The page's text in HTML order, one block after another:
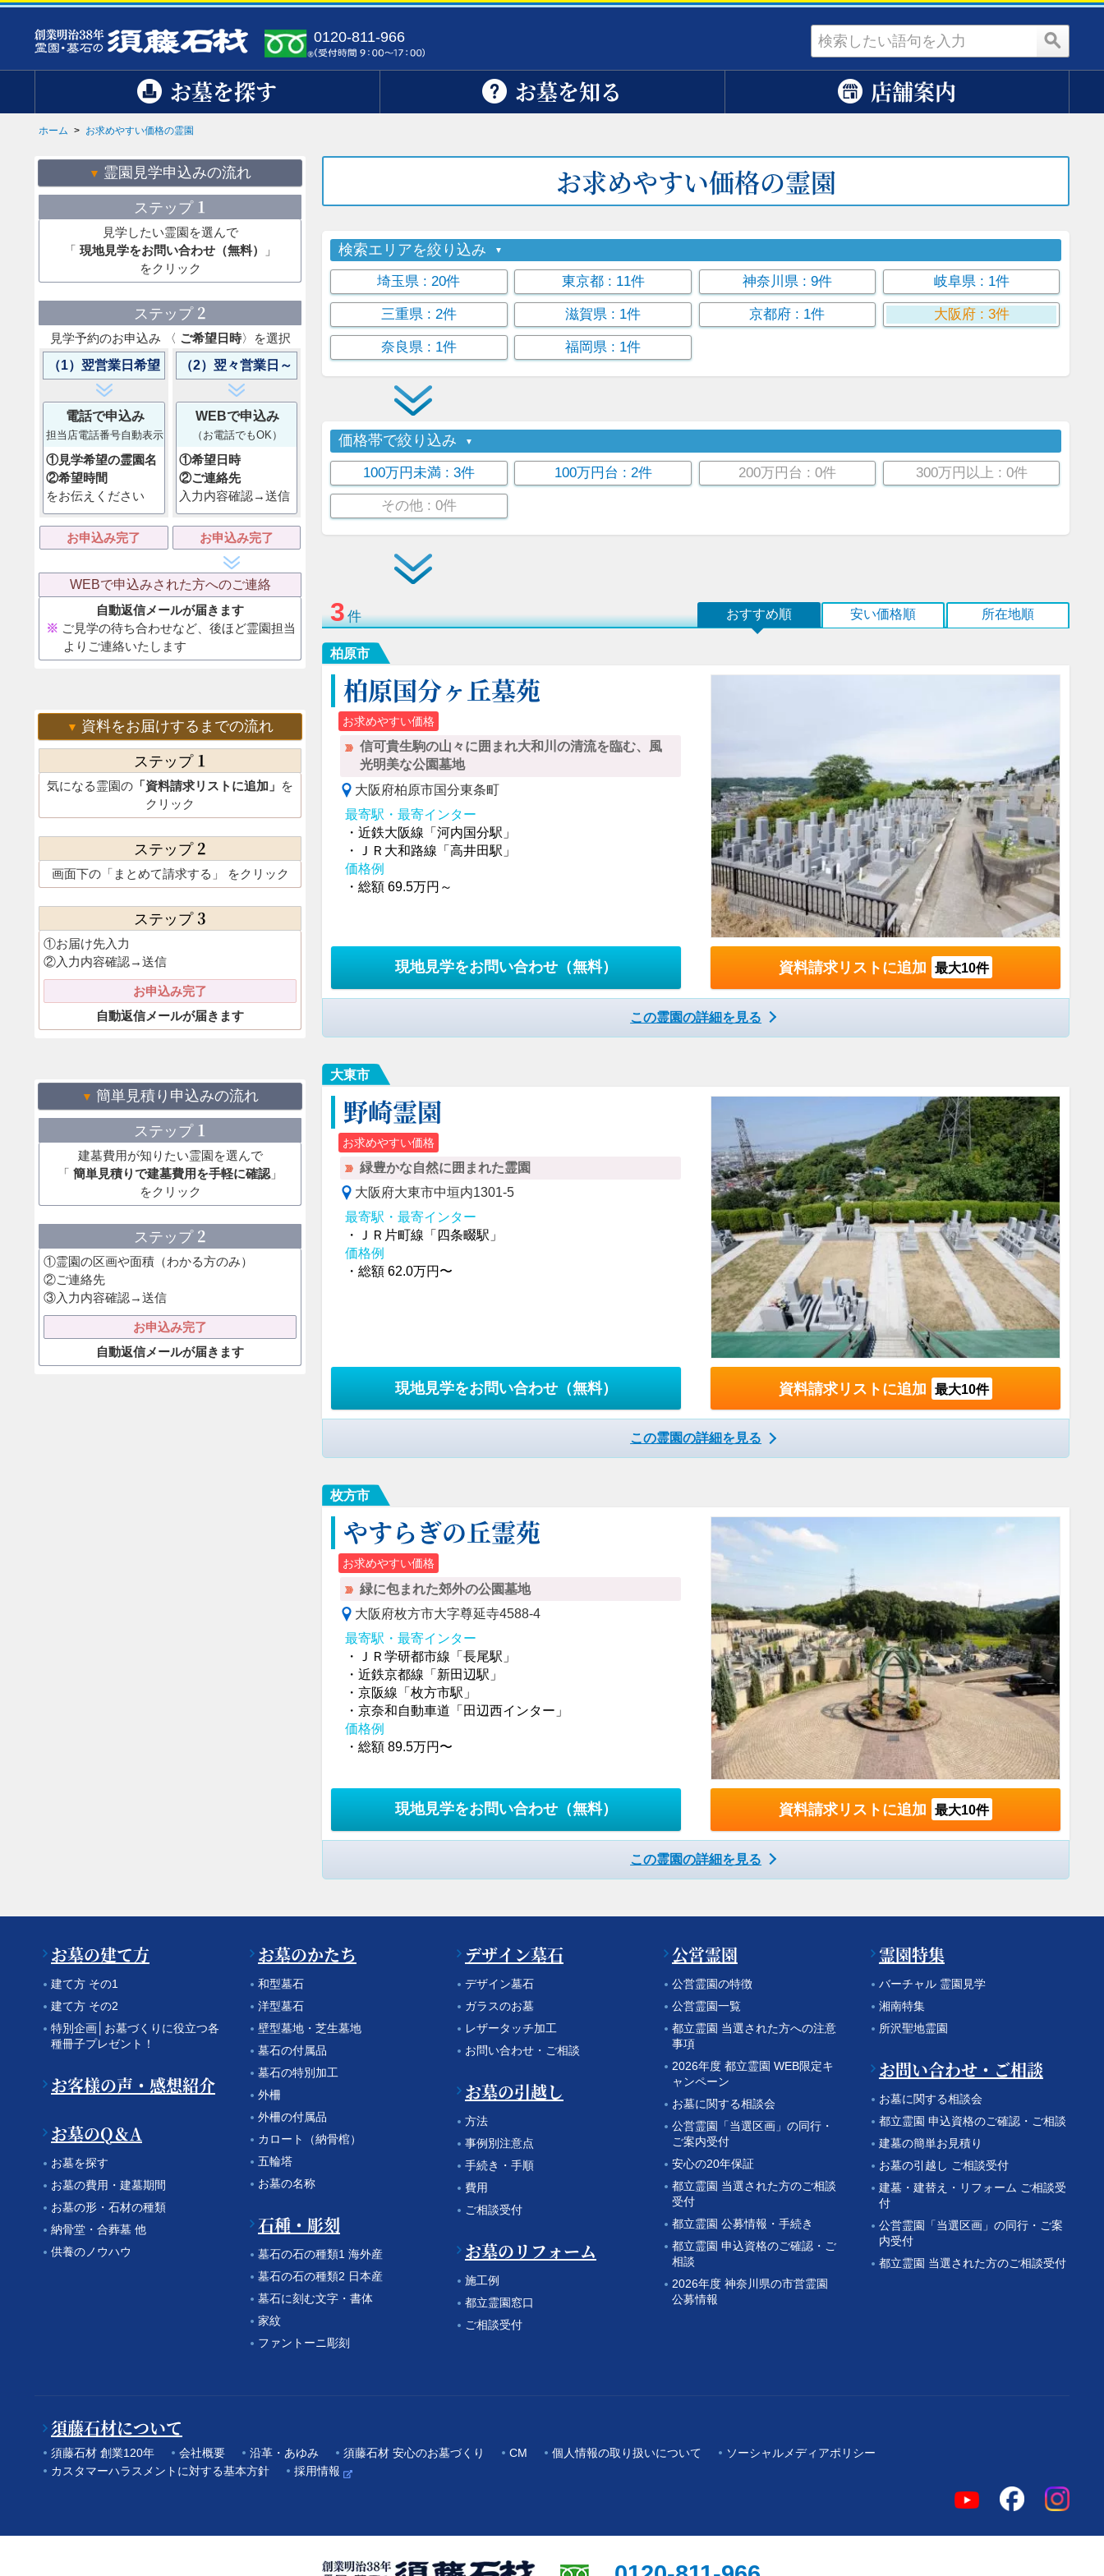
0120-811-966
お墓を探す お墓を知る 店舗案内
ホーム > お求めやすい価格の霊園
霊園見学申込みの流れ
ステップ 1
見学したい霊園を選んで
「 現地見学をお問い合わせ（無料）
」
をクリック
ステップ 2
見学予約のお申込み 〈 ご希望日時〉を選択
（1）翌営業日希望
電話で申込み
担当店電話番号自動表示
①見学希望の霊園名
②希望時間
をお伝えください
お申込み完了
（2）翌々営業日～
WEBで申込み
（お電話でもOK）
①希望日時
②ご連絡先
入力内容確認→送信
お申込み完了
WEBで申込みされた方へのご連絡
自動返信メールが届きます
ご見学の待ち合わせなど、後ほど霊園担当
よりご連絡いたします
資料をお届けするまでの流れ
ステップ 1
気になる霊園の 「資料請求リストに追加」 を
クリック
ステップ 2
画面下の「まとめて請求する」 をクリック
ステップ 3
①お届け先入力
②入力内容確認→送信
お申込み完了
自動返信メールが届きます
簡単見積り申込みの流れ
ステップ 1
建墓費用が知りたい霊園を選んで
「簡単見積りで建墓費用を手軽に確認 」
をクリック
ステップ 2
①霊園の区画や面積（わかる方のみ）
②ご連絡先
③入力内容確認→送信
お申込み完了
自動返信メールが届きます
お求めやすい価格の霊園
検索エリアを絞り込み
埼玉県 : 20件 東京都: 11件 神奈川県: 9件 岐阜県: 1件
三重県: 2件 滋賀県 : 1件 京都府 : 1件 大阪府: 3件
奈良県: 1件 福岡県 : 1件
価格帯で絞り込み
100万円未満 : 3件 100万円台 : 2件 200万円台 : 0件 300万円以上 : 0件
その他 : 0件
3件 所在地順
安い価格順
おすすめ順
柏原市
柏原国分ヶ丘墓苑
お求めやすい価格
信可貴生駒の山々に囲まれ大和川の清流を臨む、風
光明美な公園墓地
大阪府柏原市国分東条町
最寄駅・最寄インター
・近鉄大阪線「河内国分駅」
・ＪＲ大和路線「高井田駅」
価格例
・総額 69.5万円～
現地見学をお問い合わせ （無料） 資料請求リストに追加 最大10件
この霊園の詳細を見る
大東市
野崎霊園
お求めやすい価格
緑豊かな自然に囲まれた霊園
大阪府大東市中垣内1301-5
最寄駅・最寄インター
・ＪＲ片町線「四条畷駅」
価格例
・総額 62.0万円〜
現地見学をお問い合わせ （無料） 資料請求リストに追加 最大10件
この霊園の詳細を見る
枚方市
やすらぎの丘霊苑
お求めやすい価格
緑に包まれた郊外の公園墓地
大阪府枚方市大字尊延寺4588-4
最寄駅・最寄インター
・ＪＲ学研都市線「長尾駅」
・近鉄京都線「新田辺駅」
・京阪線「枚方市駅」
・京奈和自動車道「田辺西インター」
価格例
・総額 89.5万円〜
現地見学をお問い合わせ （無料） 資料請求リストに追加 最大10件
この霊園の詳細を見る
お墓の建て方
建て方 その1
建て方 その2
特別企画│お墓づくりに役立つ各
種冊子プレゼント！
お客様の声・感想紹介
お墓のQ＆A
お墓を探す
お墓の費用・建墓期間
お墓の形・石材の種類
納骨堂・合葬墓 他
供養のノウハウ
お墓のかたち
和型墓石
洋型墓石
壁型墓地・芝生墓地
墓石の付属品
墓石の特別加工
外柵
外柵の付属品
カロート（納骨棺）
五輪塔
お墓の名称
石種・彫刻
墓石の石の種類1 海外産
墓石の石の種類2 日本産
墓石に刻む文字・書体
家紋
ファントーニ彫刻
デザイン墓石
デザイン墓石
ガラスのお墓
レザータッチ加工
お問い合わせ・ご相談
お墓の引越し
方法
事例別注意点
手続き・手順
費用
ご相談受付
お墓のリフォーム
施工例
都立霊園窓口
ご相談受付
公営霊園
公営霊園の特徴
公営霊園一覧
都立霊園 当選された方への注意
事項
2026年度 都立霊園 WEB限定キ
ャンペーン
お墓に関する相談会
公営霊園「当選区画」の同行・
ご案内受付
安心の20年保証
都立霊園 当選された方のご相談
受付
都立霊園 公募情報・手続き
都立霊園 申込資格のご確認・ご
相談
2026年度 神奈川県の市営霊園
公募情報
霊園特集
バーチャル 霊園見学
湘南特集
所沢聖地霊園
お問い合わせ・ご相談
お墓に関する相談会
都立霊園 申込資格のご確認・ご相談
建墓の簡単お見積り
お墓の引越し ご相談受付
建墓・建替え・リフォーム ご相談受
付
公営霊園「当選区画」の同行・ご案
内受付
都立霊園 当選された方のご相談受付
須藤石材について
須藤石材 創業120年 会社概要 沿革・あゆみ 須藤石材 安心のお墓づくり CM 個人情報の取り扱いについて
ソーシャルメディアポリシー
カスタマーハラスメントに対する基本方針
採用情報